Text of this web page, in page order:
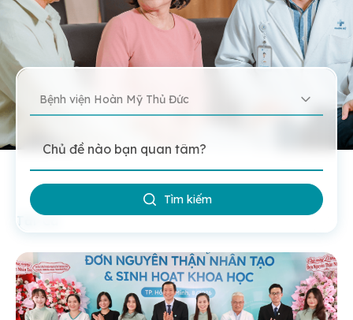
Bệnh viện Hoàn Mỹ Thủ Đức
Tìm kiếm
Tất Cả